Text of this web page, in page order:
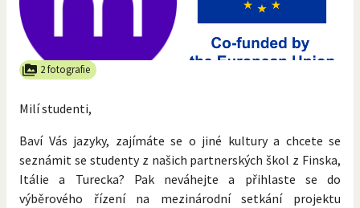
2 fotografie
Milí studenti,
Baví Vás jazyky, zajímáte se o jiné kultury a chcete se
seznámit se studenty z našich partnerských škol z Finska,
Itálie a Turecka? Pak neváhejte a přihlaste se do
výběrového řízení na mezinárodní setkání projektu